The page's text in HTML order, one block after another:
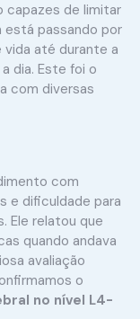
capazes de limitar
passando por
vida até durante a
dia. Este foi o
com diversas
com
e dificuldade para
Ele relatou que
quando andava
avaliação
o
no nível L4-